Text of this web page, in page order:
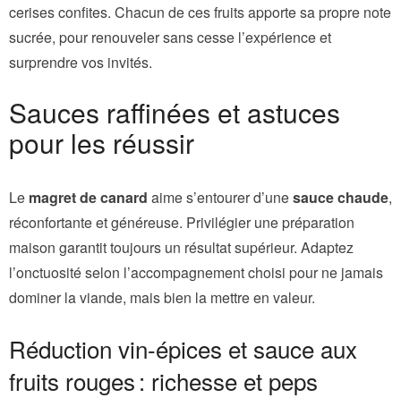
cerises confites. Chacun de ces fruits apporte sa propre note
sucrée, pour renouveler sans cesse l’expérience et
surprendre vos invités.
Sauces raffinées et astuces
pour les réussir
Le magret de canard aime s’entourer d’unesauce chaude,
réconfortante et généreuse. Privilégier une préparation
maison garantit toujours un résultat supérieur. Adaptez
l’onctuosité selon l’accompagnement choisi pour ne jamais
dominer la viande, mais bien la mettre en valeur.
Réduction vin-épices et sauce aux
fruits rouges : richesse et peps